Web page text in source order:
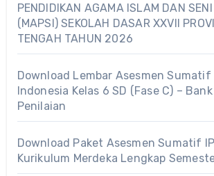
PENDIDIKAN AGAMA ISLAM DAN
(MAPSI) SEKOLAH DASAR XXVII
TENGAH TAHUN 2026
Download Lembar Asesmen Sumatif
Indonesia Kelas 6 SD (Fase C) –
Penilaian
Download Paket Asesmen Sumatif
Kurikulum Merdeka Lengkap